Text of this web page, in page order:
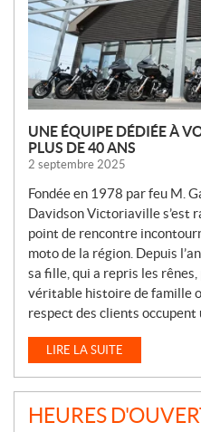
L
E
UNE ÉQUIPE DÉDIÉE À
PLUS DE 40 ANS
2 septembre 2025
Fondée en 1978 par feu M.
Davidson Victoriaville s’est
point de rencontre
moto de la région. Depuis
sa fille, qui a repris les
véritable histoire de famille
respect des clients occupent
LIRE LA SUITE
HEURES